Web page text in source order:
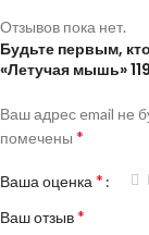
Отзывов пока нет.
Будьте первым,
«Летучая мышь»
Ваш адрес email не
помечены *
Ваша оценка *
Ваш отзыв*